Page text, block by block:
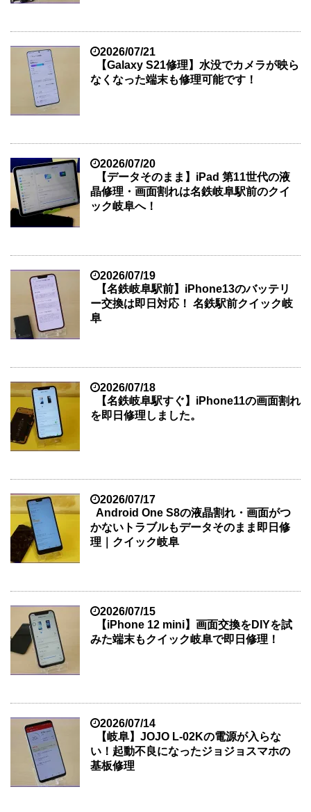
2026/07/21
【Galaxy S21修理】水没でカメラが映ら
なくなった端末も修理可能です！
2026/07/20
【データそのまま】iPad 第11世代の液
晶修理・画面割れは名鉄岐阜駅前のクイ
ック岐阜へ！
2026/07/19
【名鉄岐阜駅前】iPhone13のバッテリ
ー交換は即日対応！ 名鉄駅前クイック岐
阜
2026/07/18
【名鉄岐阜駅すぐ】iPhone11の画面割れ
を即日修理しました。
2026/07/17
Android One S8の液晶割れ・画面がつ
かないトラブルもデータそのまま即日修
理｜クイック岐阜
2026/07/15
【iPhone 12 mini】画面交換をDIYを試
みた端末もクイック岐阜で即日修理！
2026/07/14
【岐阜】JOJO L-02Kの電源が入らな
い！起動不良になったジョジョスマホの
基板修理